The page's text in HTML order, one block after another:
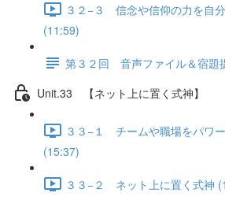
３２−３ 信念や信仰の力を自
(11:59)
第３２回 音声ファイル＆宿題
Unit.33 【ネット上に置く式神】
３３−１ チームや職場をパワ
(15:37)
３３−２ ネット上に置く式神